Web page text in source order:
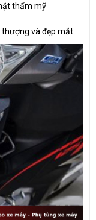
thẩm mỹ
và đẹp mắt.